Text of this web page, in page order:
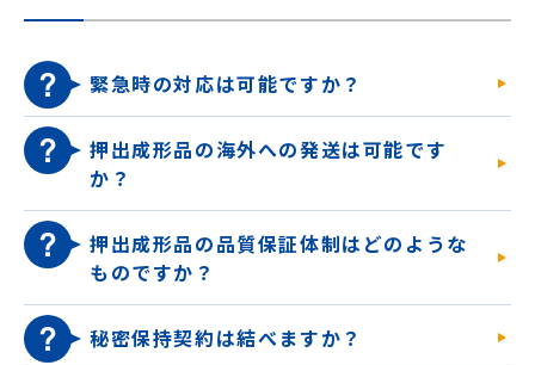
緊急時の対応は可能ですか？
押出成形品の海外への発送は可能です
か？
押出成形品の品質保証体制はどのような
ものですか？
秘密保持契約は結べますか？